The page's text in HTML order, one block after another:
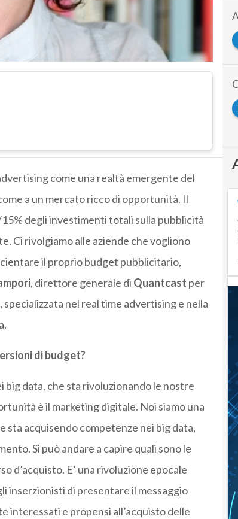
come una realtà emergente del
a un mercato ricco di opportunità. Il
degli investimenti totali sulla pubblicità
Ci rivolgiamo alle aziende che vogliono
il proprio budget pubblicitario,
, direttore generale di Quantcast per
nel real time advertising e nella
di budget?
big data, che sta rivoluzionando le nostre
è il marketing digitale. Noi siamo una
sta acquisendo competenze nei big data,
Si può andare a capire quali sono le
d’acquisto. E’ una rivoluzione epocale
inserzionisti di presentare il messaggio
interessati e propensi all’acquisto delle
A
advertising big